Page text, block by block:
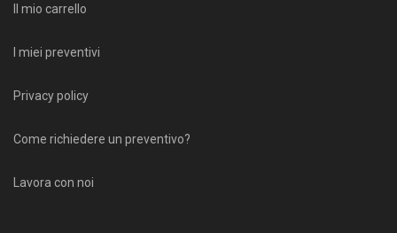
Il mio carrello
I miei preventivi
Privacy policy
Come richiedere un preventivo?
Lavora con noi